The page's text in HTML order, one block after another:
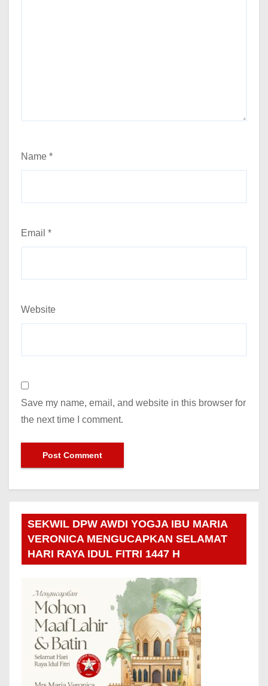
Name *
Email *
Website
Save my name, email, and website in this browser for
the next time I comment.
SEKWIL DPW AWDI YOGJA IBU MARIA
VERONICA MENGUCAPKAN SELAMAT
HARI RAYA IDUL FITRI 1447 H